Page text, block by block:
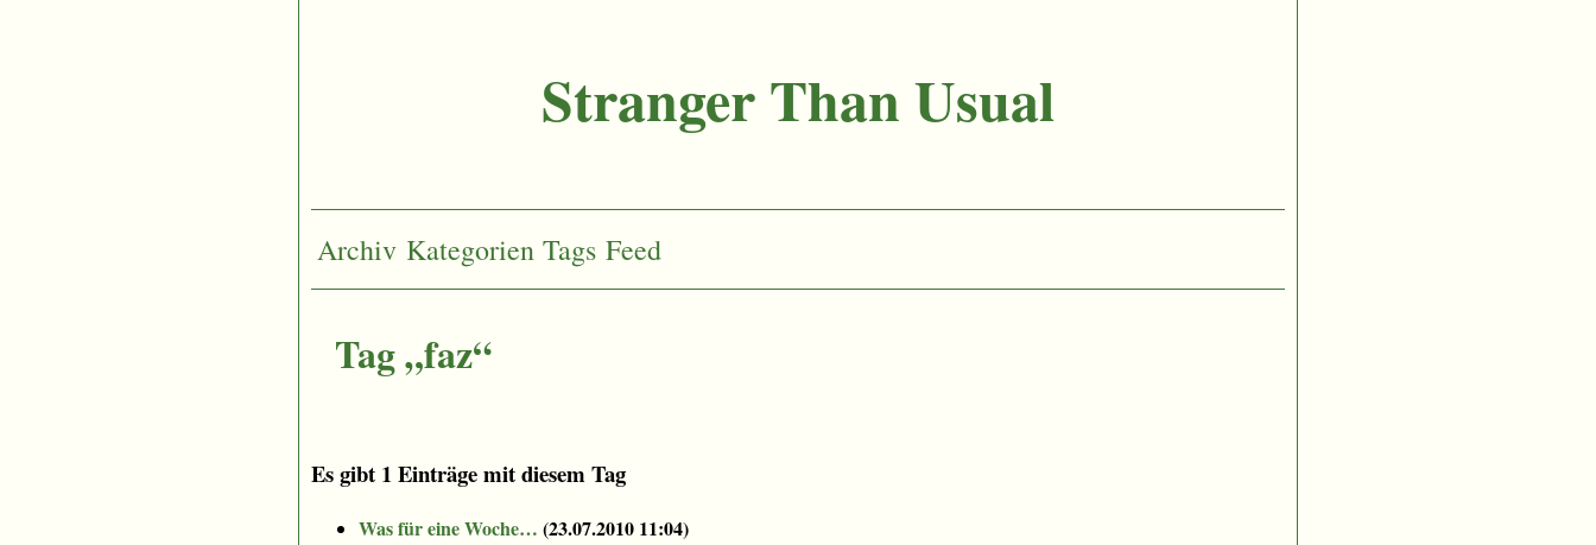
Stranger Than Usual
Archiv Kategorien Tags Feed
Tag „faz“
Es gibt 1 Einträge mit diesem Tag
Was für eine Woche… (23.07.2010 11:04)